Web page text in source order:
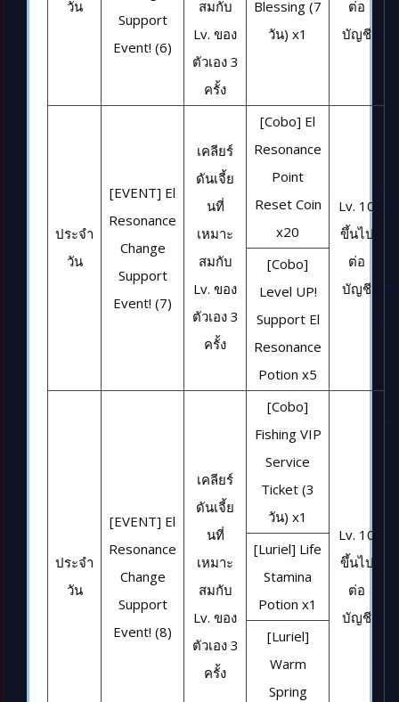
วัน
Support
Event! (6)
สมกับ
Lv. ของ
ตัวเอง 3
ครั้ง
Blessing (7
วัน) x1
ต่อ
บัญชี
ประจำ
วัน
[EVENT] El
Resonance
Change
Support
Event! (7)
เคลียร์
ดันเจี้ย
นที่
เหมาะ
สมกับ
Lv. ของ
ตัวเอง 3
ครั้ง
[Cobo] El
Resonance
Point
Reset Coin
x20
Lv. 10
ขึ้นไป
ต่อ
บัญชี
[Cobo]
Level UP!
Support El
Resonance
Potion x5
ประจำ
วัน
[EVENT] El
Resonance
Change
Support
Event! (8)
เคลียร์
ดันเจี้ย
นที่
เหมาะ
สมกับ
Lv. ของ
ตัวเอง 3
ครั้ง
[Cobo]
Fishing VIP
Service
Ticket (3
วัน) x1
Lv. 10
ขึ้นไป
ต่อ
บัญชี
[Luriel] Life
Stamina
Potion x1
[Luriel]
Warm
Spring